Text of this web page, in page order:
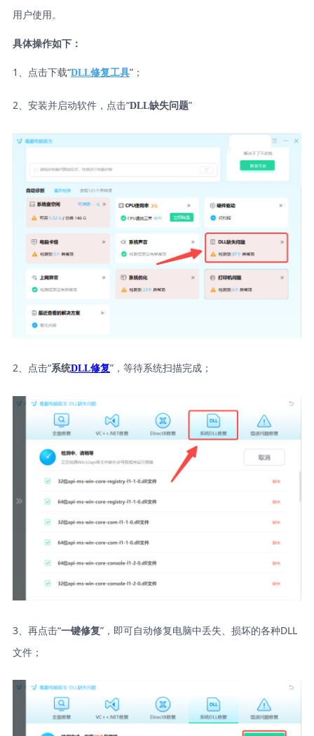
用户使用。
具体操作如下：
1、点击下载“DLL修复工具”；
2、安装并启动软件，点击“DLL缺失问题”
2、点击“系统DLL修复”，等待系统扫描完成；
3、再点击“一键修复”，即可自动修复电脑中丢失、损坏的各种DLL
文件；